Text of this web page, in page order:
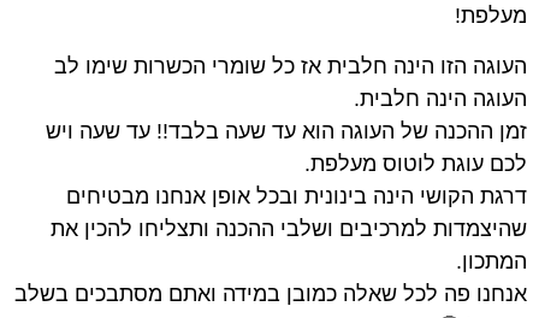
מעלפת!
העוגה הזו הינה חלבית אז כל שומרי הכשרות שימו לב
העוגה הינה חלבית.
זמן ההכנה של העוגה הוא עד שעה בלבד!! עד שעה ויש
לכם עוגת לוטוס מעלפת.
דרגת הקושי הינה בינונית ובכל אופן אנחנו מבטיחים
שהיצמדות למרכיבים ושלבי ההכנה ותצליחו להכין את
המתכון.
אנחנו פה לכל שאלה כמובן במידה ואתם מסתבכים בשלב